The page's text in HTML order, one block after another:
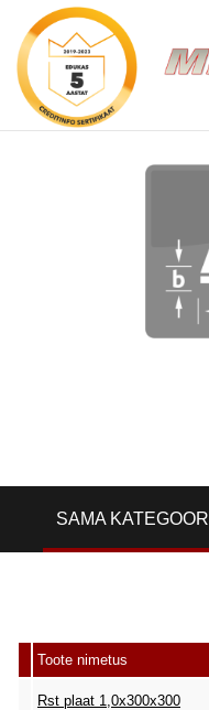
SAMA
Toote nimetus
Rst plaat 1,0x300x300